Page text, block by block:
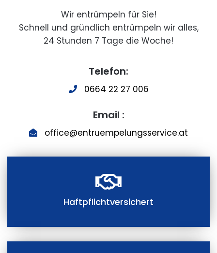
Wir entrümpeln für Sie!
Schnell und gründlich entrümpeln wir alles,
24 Stunden 7 Tage die Woche!
Telefon:
0664 22 27 006
Email :
office@entruempelungsservice.at
Haftpflichtversichert